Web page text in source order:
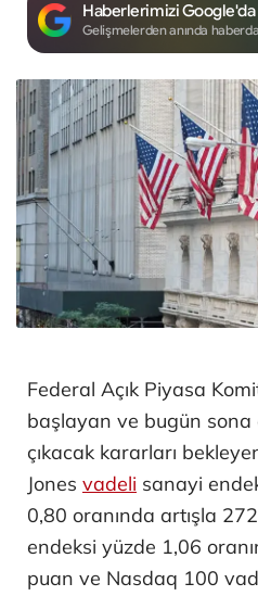
Haberlerimizi Google'da
Gelişmelerden anında
Federal Açık Piyasa
başlayan ve bugün sona
çıkacak kararları
Jones vadeli sanayi
0,80 oranında artışla 272
endeksi yüzde 1,06
puan ve Nasdaq 100